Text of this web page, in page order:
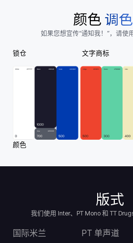
颜色 调
如果您想宣传“通知我！”，请使
锁仓 文字商标
颜色
版式
我们使用 Inter、PT Mono 和 TT
国际米兰 PT 单声道